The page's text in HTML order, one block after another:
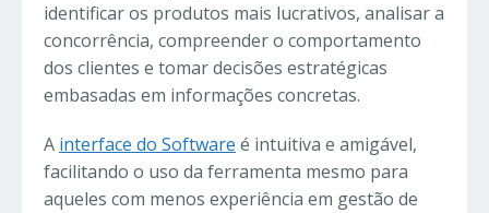
identificar os produtos mais lucrativos, analisar a
concorrência, compreender o comportamento
dos clientes e tomar decisões estratégicas
embasadas em informações concretas.
A interface do Software é intuitiva e amigável,
facilitando o uso da ferramenta mesmo para
aqueles com menos experiência em gestão de